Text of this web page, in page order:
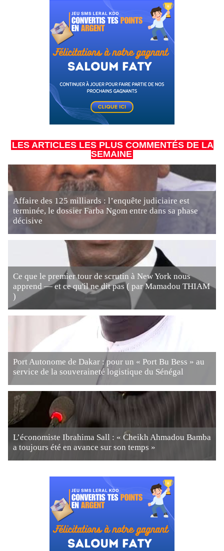
LES ARTICLES LES PLUS COMMENTÉS DE LA
SEMAINE
Affaire des 125 milliards : l’enquête judiciaire est
terminée, le dossier Farba Ngom entre dans sa phase
décisive
Ce que le premier tour de scrutin à New York nous
apprend — et ce qu'il ne dit pas ( par Mamadou THIAM
)
Port Autonome de Dakar : pour un « Port Bu Bess » au
service de la souveraineté logistique du Sénégal
L’économiste Ibrahima Sall : « Cheikh Ahmadou Bamba
a toujours été en avance sur son temps »